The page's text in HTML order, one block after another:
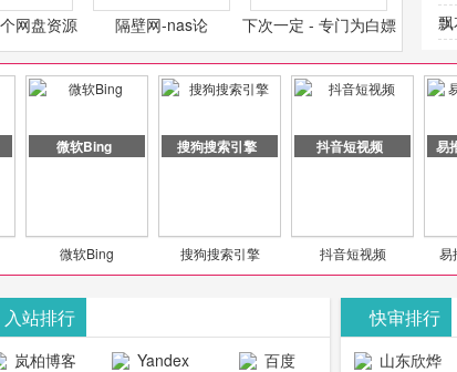
网盘资源
小站
隔壁网-nas论
坛|nas1.cn|nas1|nas
社区|PT网站|NAS交流
下次一定 - 专门为白嫖
怪开发的宝藏网站
微软Bing
微软Bing
搜狗搜索引擎
搜狗搜索引擎
抖音短视频
抖音短视频
易
易
入站排行
岚柏博客
Yandex
百度
快审排行
山东欣烨